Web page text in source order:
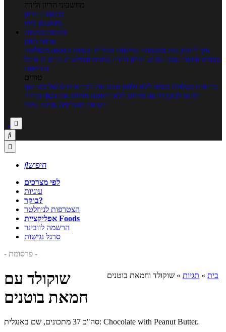
מחשבוני הריון ולידה
מחשבון הריון
מחשבון ביוץ
כתבות כתבות
ערוצי תוכן
איך להכין בית ומשפחה בריאות מחלות ובעיות רפואה משלימה
ספורט וכושר גופני נשים, הריון ולידה טיפים והמלצות חדשות אוכל
ובריאות
טורים
בריאות בצלחת טעים ללא גלוטן טבעונות לבריאות לבשל כמו שף
תזונה לבטן רגועה מרזים ללא דיאטה מזיזים את הגוף הרזיה
ורפואה משלימה גורמה ביתי



חיפוש
לפי מצרכים
עוגיות
בוקר?
הצטרפות לניוזלטר
אפליקציית Foods
הרשמה לוובינר
סרגל נגישות
- פרסומת -
בית » תגיות » שוקולד וחמאת בוטנים
שוקולד עם
חמאת בוטנים
סה"כ 37 מתכונים, שם באנגלית: Chocolate with Peanut Butter.